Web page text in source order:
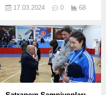
Kemer Spor Kulübü’nde
kursiyerlere malzeme
desteği sağladı.
17.03.2024 0 68